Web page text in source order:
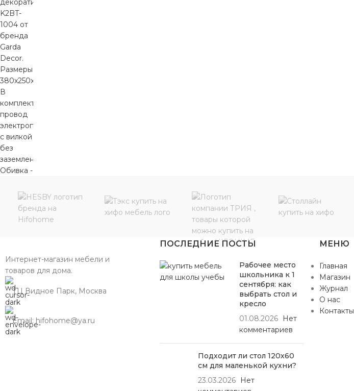
Интернет-магазин мебели и
товаров для дома.
ТЦ Видное Парк, Москва
Email: hifohome@ya.ru
ПОСЛЕДНИЕ ПОСТЫ
Рабочее место
школьника к 1
сентября: как
выбрать стол и
кресло
01.08.2026
Нет
комментариев
Подходит ли стол 120х60
см для маленькой кухни?
23.03.2026
Нет
МЕНЮ
Главная
Магазин
Журнал
О нас
Контакты